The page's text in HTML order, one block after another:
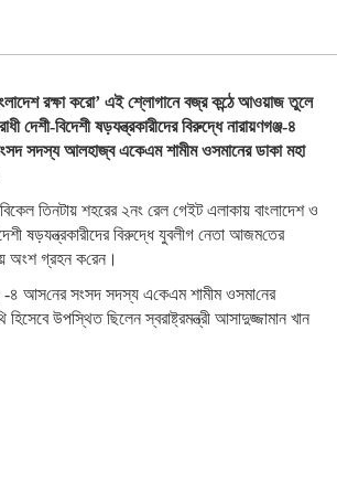
রক্ষা করো’ এই শ্লোগানে বজ্র কন্ঠে আওয়াজ তুলে
দেশী-বিদেশী ষড়যন্ত্রকারীদের বিরুদ্ধে নারায়ণগঞ্জ-৪
সদস্য আলহাজ্ব একেএম শামীম ওসমানের ডাকা মহা
তিনটায় শহরের ২নং রেল গেইট এলাকায় বাংলাদেশ ও
ষড়যন্ত্রকারীদের বিরুদ্ধে যুবলীগ নেতা আজম‌তের
অংশ গ্রহন ক‌রেন।
-৪ আস‌নের সংসদ সদস্য এ‌কেএম শামীম ওসমা‌নের
উপস্থিত ছিলেন স্বরাষ্ট্রমন্ত্রী আসাদুজ্জামান খান